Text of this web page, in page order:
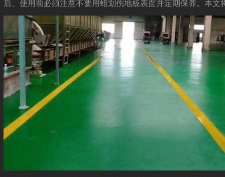
后、使用前必须注意不要用蜡划伤地板表面并定期保养。本